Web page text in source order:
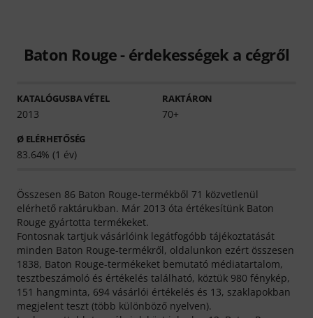
Baton Rouge - érdekességek a cégről
KATALÓGUSBA VÉTEL
2013
RAKTÁRON
70+
Ø ELÉRHETŐSÉG
83.64% (1 év)
Összesen 86 Baton Rouge-termékből 71 közvetlenül
elérhető raktárukban. Már 2013 óta értékesítünk Baton
Rouge gyártotta termékeket.
Fontosnak tartjuk vásárlóink legátfogóbb tájékoztatását
minden Baton Rouge-termékről, oldalunkon ezért összesen
1838, Baton Rouge-termékeket bemutató médiatartalom,
tesztbeszámoló és értékelés található, köztük 980 fénykép,
151 hangminta, 694 vásárlói értékelés és 13, szaklapokban
megjelent teszt (több különböző nyelven).